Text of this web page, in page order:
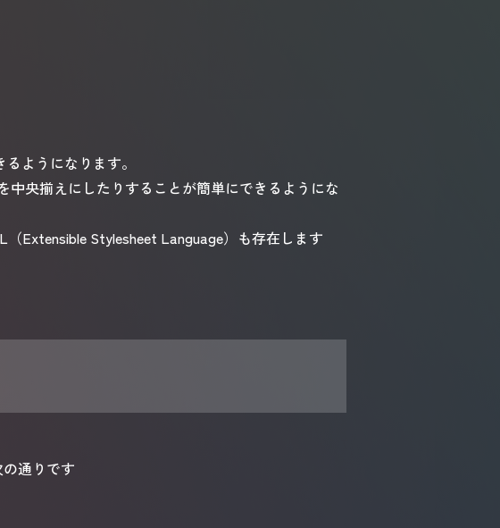
ようになります。
央揃えにしたりすることが簡単にできるようにな
Extensible Stylesheet Language）も存在します
通りです